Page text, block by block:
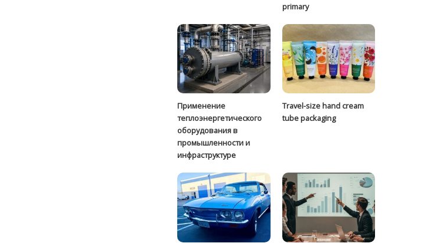
primary
Применение
теплоэнергетического
оборудования в
промышленности и
инфраструктуре
Travel-size hand cream
tube packaging